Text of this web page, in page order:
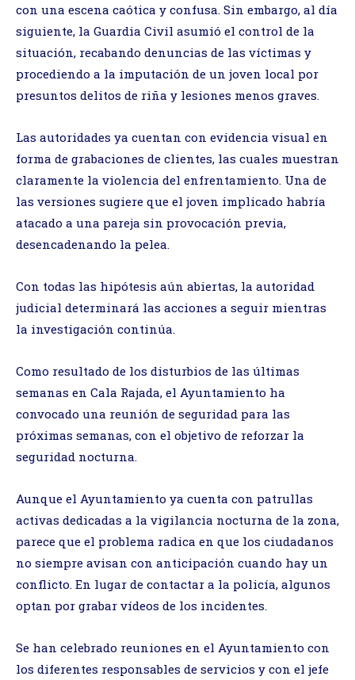
con una escena caótica y confusa. Sin embargo, al día
siguiente, la Guardia Civil asumió el control de la
situación, recabando denuncias de las víctimas y
procediendo a la imputación de un joven local por
presuntos delitos de riña y lesiones menos graves.
Las autoridades ya cuentan con evidencia visual en
forma de grabaciones de clientes, las cuales muestran
claramente la violencia del enfrentamiento. Una de
las versiones sugiere que el joven implicado habría
atacado a una pareja sin provocación previa,
desencadenando la pelea.
Con todas las hipótesis aún abiertas, la autoridad
judicial determinará las acciones a seguir mientras
la investigación continúa.
Como resultado de los disturbios de las últimas
semanas en Cala Rajada, el Ayuntamiento ha
convocado una reunión de seguridad para las
próximas semanas, con el objetivo de reforzar la
seguridad nocturna.
Aunque el Ayuntamiento ya cuenta con patrullas
activas dedicadas a la vigilancia nocturna de la zona,
parece que el problema radica en que los ciudadanos
no siempre avisan con anticipación cuando hay un
conflicto. En lugar de contactar a la policía, algunos
optan por grabar vídeos de los incidentes.
Se han celebrado reuniones en el Ayuntamiento con
los diferentes responsables de servicios y con el jefe